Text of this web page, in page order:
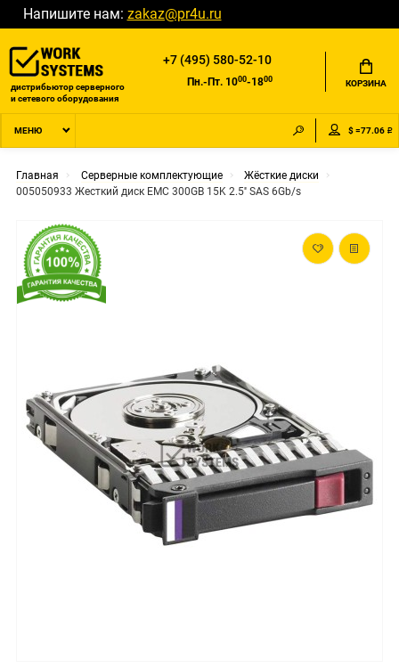
Напишите нам: zakaz@pr4u.ru
дистрибьютор серверного
и сетевого оборудования
+7 (495) 580-52-10
Пн.-Пт. 1000-1800 КОРЗИНА
МЕНЮ $ =77.06 ₽
Главная Серверные комплектующие
Жёсткие диски
005050933 Жесткий диск EMC 300GB 15K 2.5'' SAS 6Gb/s